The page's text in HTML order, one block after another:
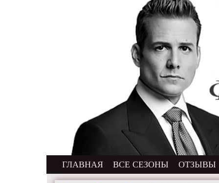
ГЛАВНАЯ ВСЕ СЕЗОНЫ ОТЗЫВЫ